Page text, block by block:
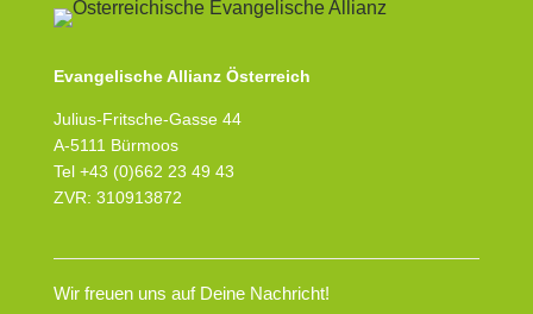
Evangelische Allianz Österreich
Julius-Fritsche-Gasse 44
A-5111 Bürmoos
Tel +43 (0)662 23 49 43
ZVR: 310913872
Wir freuen uns auf Deine Nachricht!